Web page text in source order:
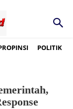
POLITIK